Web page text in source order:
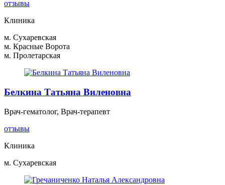
отзывы
Клиника
м. Сухаревская
м. Красные Ворота
м. Пролетарская
Белкина Татьяна Виленовна
Врач-гематолог, Врач-терапевт
отзывы
Клиника
м. Сухаревская